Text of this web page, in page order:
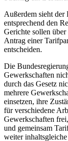
Außerdem sieht der
entsprechend den
Gerichte sollen
Antrag einer
entscheiden.
Die
Gewerkschaften
durch das Gesetz
mehrere
einsetzen, ihre
für verschiedene
Gewerkschaften
und gemeinsam
weiter